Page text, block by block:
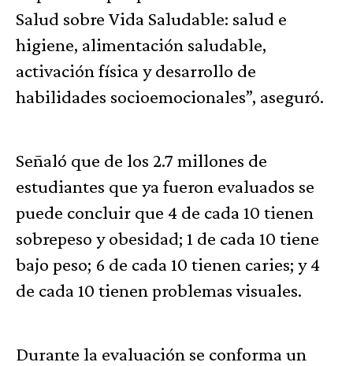
Salud sobre Vida Saludable: salud e
higiene, alimentación saludable,
activación física y desarrollo de
habilidades socioemocionales”, aseguró.
Señaló que de los 2.7 millones de
estudiantes que ya fueron evaluados se
puede concluir que 4 de cada 10 tienen
sobrepeso y obesidad; 1 de cada 10 tiene
bajo peso; 6 de cada 10 tienen caries; y 4
de cada 10 tienen problemas visuales.
Durante la evaluación se conforma un